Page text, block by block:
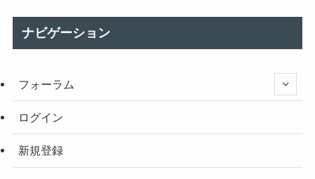
ナビゲーション
フォーラム
ログイン
新規登録